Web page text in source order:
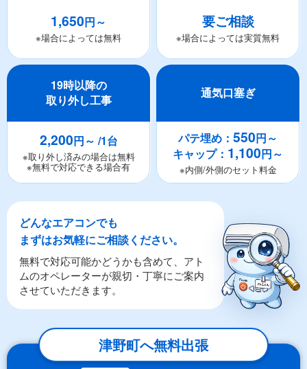
1,650円～
※場合によっては無料
要ご相談
※場合によっては実質無料
19時以降の
取り外し工事
2,200円～ /1台
※取り外し済みの場合は無料
※無料で対応できる場合有
通気口塞ぎ
パテ埋め：550円～
キャップ： 1,100円～
※内側/外側のセット料金
どんなエアコンでも
まずはお気軽にご相談ください。
無料で対応可能かどうかも含めて、アト
ムのオペレーターが親切・丁寧にご案内
させていただきます。
津野町へ無料出張